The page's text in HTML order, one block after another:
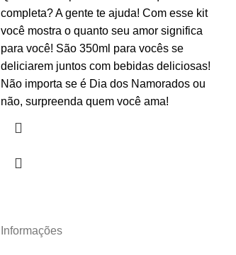
completa? A gente te ajuda! Com esse kit
você mostra o quanto seu amor significa
para você! São 350ml para vocês se
deliciarem juntos com bebidas deliciosas!
Não importa se é Dia dos Namorados ou
não, surpreenda quem você ama!
Informações